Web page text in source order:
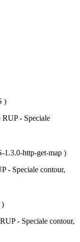
)
- Speciale
1.3.0-http-get-map )
- Speciale contour,
)
- Speciale contour,